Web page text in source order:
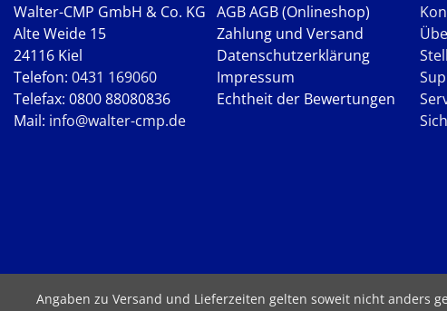
Walter-CMP GmbH & Co. KG
Alte Weide 15
24116 Kiel
Telefon: 0431 169060
Telefax: 0800 88080836
Mail: info@walter-cmp.de
AGBAGB (Onlineshop)
Zahlung und Versand
Datenschutzerklärung
Impressum
Echtheit der Bewertungen
Angaben zu Versand und Lieferzeiten gelten soweit nicht anders